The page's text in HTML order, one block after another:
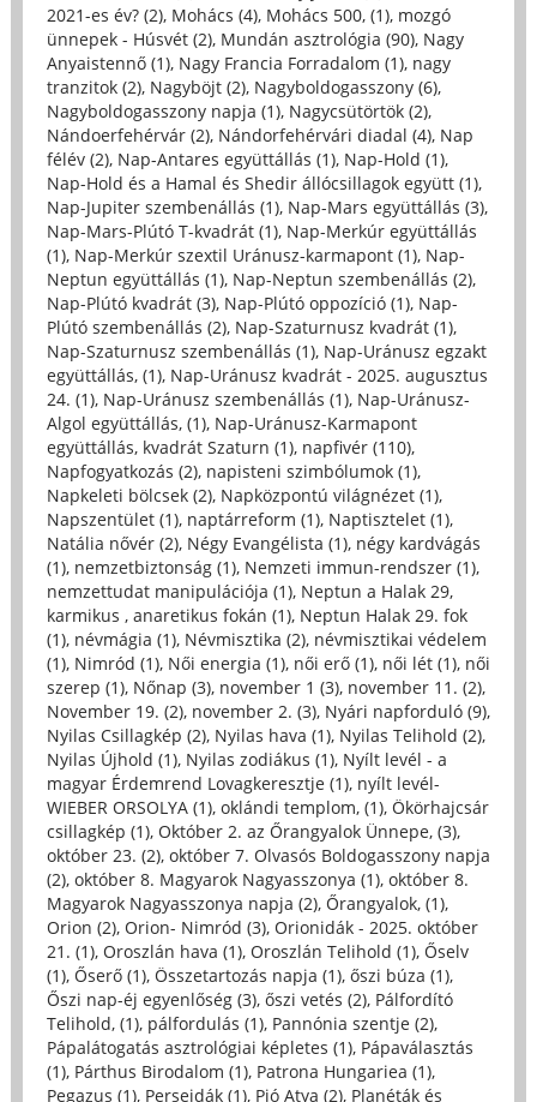
2021-es év? (2), Mohács (4), Mohács 500, (1), mozgó
ünnepek - Húsvét (2), Mundán asztrológia (90), Nagy
Anyaistennő (1), Nagy Francia Forradalom (1), nagy
tranzitok (2), Nagyböjt (2), Nagyboldogasszony (6),
Nagyboldogasszony napja (1), Nagycsütörtök (2),
Nándoerfehérvár (2), Nándorfehérvári diadal (4), Nap
félév (2), Nap-Antares együttállás (1), Nap-Hold (1),
Nap-Hold és a Hamal és Shedir állócsillagok együtt (1),
Nap-Jupiter szembenállás (1), Nap-Mars együttállás (3),
Nap-Mars-Plútó T-kvadrát (1), Nap-Merkúr együttállás
(1), Nap-Merkúr szextil Uránusz-karmapont (1), Nap-
Neptun együttállás (1), Nap-Neptun szembenállás (2),
Nap-Plútó kvadrát (3), Nap-Plútó oppozíció (1), Nap-
Plútó szembenállás (2), Nap-Szaturnusz kvadrát (1),
Nap-Szaturnusz szembenállás (1), Nap-Uránusz egzakt
együttállás, (1), Nap-Uránusz kvadrát - 2025. augusztus
24. (1), Nap-Uránusz szembenállás (1), Nap-Uránusz-
Algol együttállás, (1), Nap-Uránusz-Karmapont
együttállás, kvadrát Szaturn (1), napfivér (110),
Napfogyatkozás (2), napisteni szimbólumok (1),
Napkeleti bölcsek (2), Napközpontú világnézet (1),
Napszentület (1), naptárreform (1), Naptisztelet (1),
Natália nővér (2), Négy Evangélista (1), négy kardvágás
(1), nemzetbiztonság (1), Nemzeti immun-rendszer (1),
nemzettudat manipulációja (1), Neptun a Halak 29,
karmikus , anaretikus fokán (1), Neptun Halak 29. fok
(1), névmágia (1), Névmisztika (2), névmisztikai védelem
(1), Nimród (1), Női energia (1), női erő (1), női lét (1), női
szerep (1), Nőnap (3), november 1 (3), november 11. (2),
November 19. (2), november 2. (3), Nyári napforduló (9),
Nyilas Csillagkép (2), Nyilas hava (1), Nyilas Telihold (2),
Nyilas Újhold (1), Nyilas zodiákus (1), Nyílt levél - a
magyar Érdemrend Lovagkeresztje (1), nyílt levél-
WIEBER ORSOLYA (1), oklándi templom, (1), Ökörhajcsár
csillagkép (1), Október 2. az Őrangyalok Ünnepe, (3),
október 23. (2), október 7. Olvasós Boldogasszony napja
(2), október 8. Magyarok Nagyasszonya (1), október 8.
Magyarok Nagyasszonya napja (2), Őrangyalok, (1),
Orion (2), Orion- Nimród (3), Orionidák - 2025. október
21. (1), Oroszlán hava (1), Oroszlán Telihold (1), Őselv
(1), Őserő (1), Összetartozás napja (1), őszi búza (1),
Őszi nap-éj egyenlőség (3), őszi vetés (2), Pálfordító
Telihold, (1), pálfordulás (1), Pannónia szentje (2),
Pápalátogatás asztrológiai képletes (1), Pápaválasztás
(1), Párthus Birodalom (1), Patrona Hungariea (1),
Pegazus (1), Perseidák (1), Pió Atya (2), Planéták és